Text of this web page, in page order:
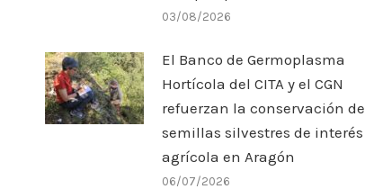
03/08/2026
El Banco de Germoplasma
Hortícola del CITA y el CGN
refuerzan la conservación de
semillas silvestres de interés
agrícola en Aragón
06/07/2026